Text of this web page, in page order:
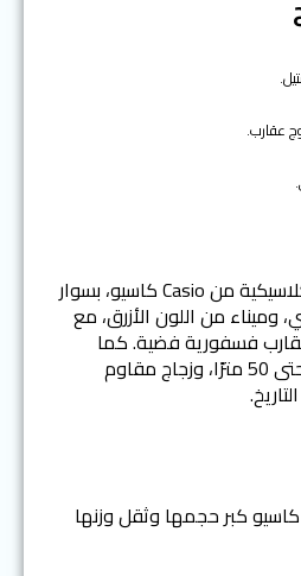
عقارب.
تتكون هذه الساعة الكلاسيكية من Casio كاسيو، بسوار
من اللون الأزرق، مع
فسفورية فضية. كما
تتميز بمقاومة للمياه حتى 50 مترًا، وزجاج مقاوم
كبر حجمها وثقل وزنها